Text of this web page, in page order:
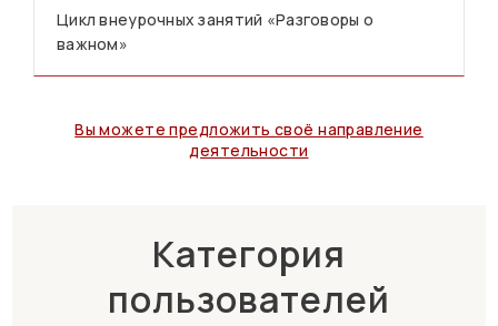
Цикл внеурочных занятий «Разговоры о
важном»
Вы можете предложить своё направление
деятельности
Категория
пользователей